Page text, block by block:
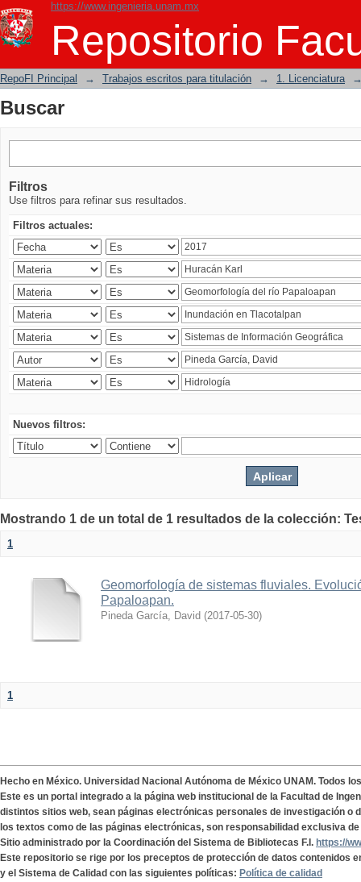
https://www.ingenieria.unam.mx
Repositorio
Buscar
RepoFI Principal → Trabajos escritos para titulación → 1. Licenciatura
Buscar
Filtros
Use filtros para refinar sus resultados.
Filtros actuales:
Nuevos filtros:
Mostrando 1 de un total de 1 resultados de la colección:
1
Geomorfología de sistemas fluviales.
Papaloapan.
Pineda García, David (2017-05-30)
1
Hecho en México. Universidad Nacional Autónoma de México UNAM. Todos
Este es un portal integrado a la página web institucional de la Facultad de
distintos sitios web, sean páginas electrónicas personales de investigación o
los textos como de las páginas electrónicas, son responsabilidad exclusiva
Sitio administrado por la Coordinación del Sistema de Bibliotecas F.I. https://
Este repositorio se rige por los preceptos de protección de datos contenidos
y el Sistema de Calidad con las siguientes políticas: Política de calidad